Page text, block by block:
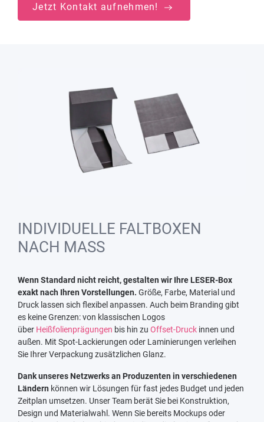
Jetzt Kontakt aufnehmen!
INDIVIDUELLE FALTBOXEN
NACH MASS
Wenn Standard nicht reicht, gestalten wir Ihre LESER-Box
exakt nach Ihren Vorstellungen. Größe, Farbe, Material und
Druck lassen sich flexibel anpassen. Auch beim Branding gibt
es keine Grenzen: von klassischen Logos
über Heißfolienprägungen bis hin zu Offset-Druck innen und
außen. Mit Spot-Lackierungen oder Laminierungen verleihen
Sie Ihrer Verpackung zusätzlichen Glanz.
Dank unseres Netzwerks an Produzenten in verschiedenen
Ländern können wir Lösungen für fast jedes Budget und jeden
Zeitplan umsetzen. Unser Team berät Sie bei Konstruktion,
Design und Materialwahl. Wenn Sie bereits Mockups oder